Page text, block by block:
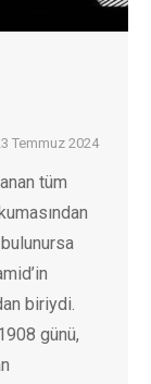
Temmuz 2024
tüm
biriydi.
günü,